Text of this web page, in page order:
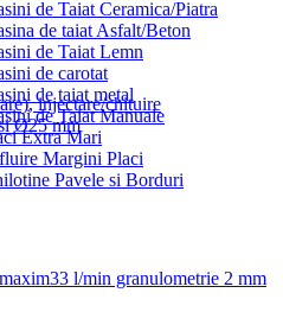
de Taiat Ceramica/Piatra
de taiat Asfalt/Beton
de Taiat Lemn
de carotat
de taiat metal
de Taiat Manuale
Extra Mari
Margini Placi
Pavele si Borduri
injectare/chituire
Ø25 mm
l/min granulometrie 2 mm